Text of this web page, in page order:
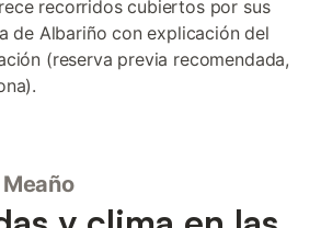
recorridos cubiertos por sus
de Albariño con explicación del
(reserva previa recomendada,